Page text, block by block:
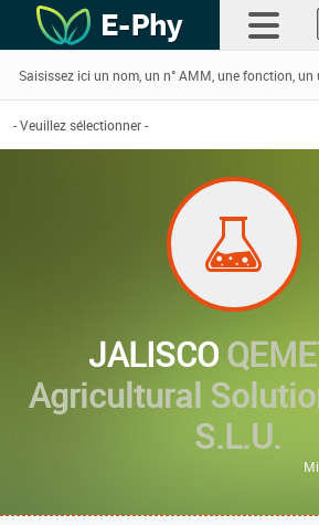
JALISCO
Agricultural
S.L.U.